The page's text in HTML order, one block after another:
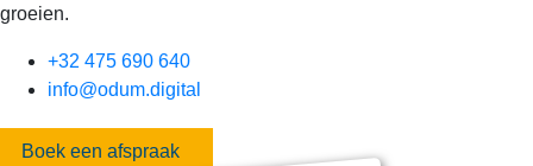
groeien.
+32 475 690 640
info@odum.digital
Boek een afspraak